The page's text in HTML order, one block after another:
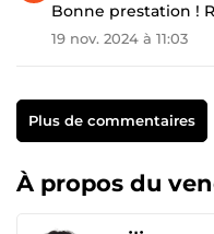
Bonne prestation !
19 nov. 2024 à 11:03
Plus de commentaires
À propos du